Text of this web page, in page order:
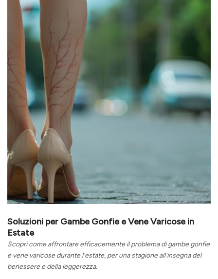
Soluzioni per Gambe Gonfie e Vene Varicose in
Estate
Scopri come affrontare efficacemente il problema di gambe gonfie
e vene varicose durante l'estate, per una stagione all'insegna del
benessere e della leggerezza.